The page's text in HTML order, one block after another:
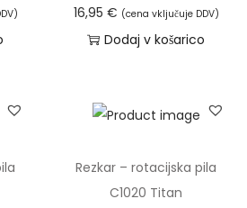
16,95 € (cena vključuje DDV)
Dodaj v košarico
Rezkar – rotacijska pila
C1020 Titan